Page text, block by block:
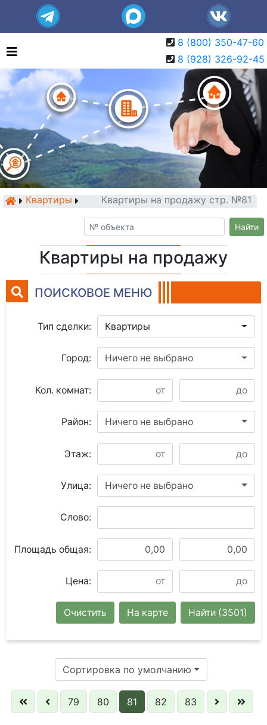
8 (800) 350-47-60
8 (928) 326-92-45
Квартиры Квартиры на продажу стр. №81
Найти
Квартиры на продажу
ПОИСКОВОЕ МЕНЮ
Тип сделки: Квартиры
Город: Ничего не выбрано
Кол. комнат:
Район: Ничего не выбрано
Этаж:
Улица: Ничего не выбрано
Слово:
Площадь общая:
Цена:
Найти (3501)
На карте
Очистить
Сортировка по умолчанию
79 80 81 82 83